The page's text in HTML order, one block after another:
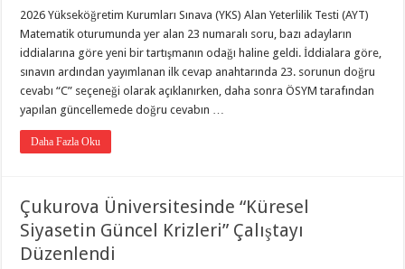
2026 Yükseköğretim Kurumları Sınava (YKS) Alan Yeterlilik Testi (AYT)
Matematik oturumunda yer alan 23 numaralı soru, bazı adayların
iddialarına göre yeni bir tartışmanın odağı haline geldi. İddialara göre,
sınavın ardından yayımlanan ilk cevap anahtarında 23. sorunun doğru
cevabı “C” seçeneği olarak açıklanırken, daha sonra ÖSYM tarafından
yapılan güncellemede doğru cevabın …
Daha Fazla Oku
Çukurova Üniversitesinde “Küresel
Siyasetin Güncel Krizleri” Çalıştayı
Düzenlendi